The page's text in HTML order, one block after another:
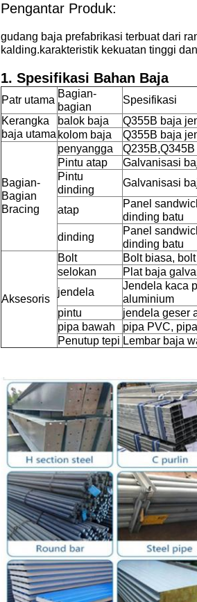
Pengantar Produk:
gudang baja prefabrikasi terbuat dari
kalding.karakteristik kekuatan tinggi
1. Spesifikasi Bahan Baja
Patr utama
Bagian-
bagian
Spesifikasi
Kerangka
baja utama
balok baja
Q355B baja
kolom baja
Q355B baja
Bagian-
Bagian
Bracing
penyangga
Pintu atap
Galvanisasi
Pintu
dinding
Galvanisasi
atap
Panel
dinding batu
dinding
Panel
dinding batu
Aksesoris
Bolt
Bolt biasa,
selokan
Plat baja
jendela
Jendela kaca
aluminium
pintu
jendela geser
pipa bawah
pipa PVC,
Penutup tepi Lembar baja